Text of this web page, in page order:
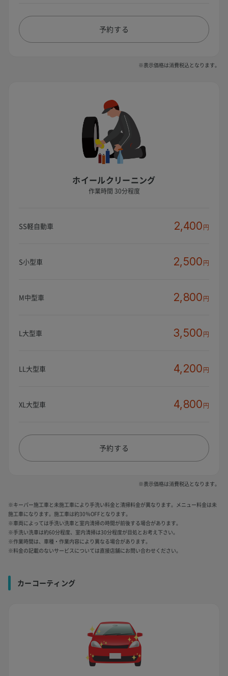
予約する
※表示価格は消費税込となります。
ホイールクリーニング
作業時間 30分程度
SS軽自動車 2,400円
S小型車 2,500円
M中型車 2,800円
L大型車 3,500円
LL大型車 4,200円
XL大型車 4,800円
予約する
※表示価格は消費税込となります。
※キーパー施工車と未施工車により手洗い料金と清掃料金が異なります。メニュー料金は未
施工車になります。施工車は約30％OFFとなります。
※車両によっては手洗い洗車と室内清掃の時間が前後する場合があります。
※手洗い洗車は約60分程度、室内清掃は30分程度が目処とお考え下さい。
※作業時間は、車種・作業内容により異なる場合があります。
※料金の記載のないサービスについては直接店舗にお問い合わせください。
カーコーティング